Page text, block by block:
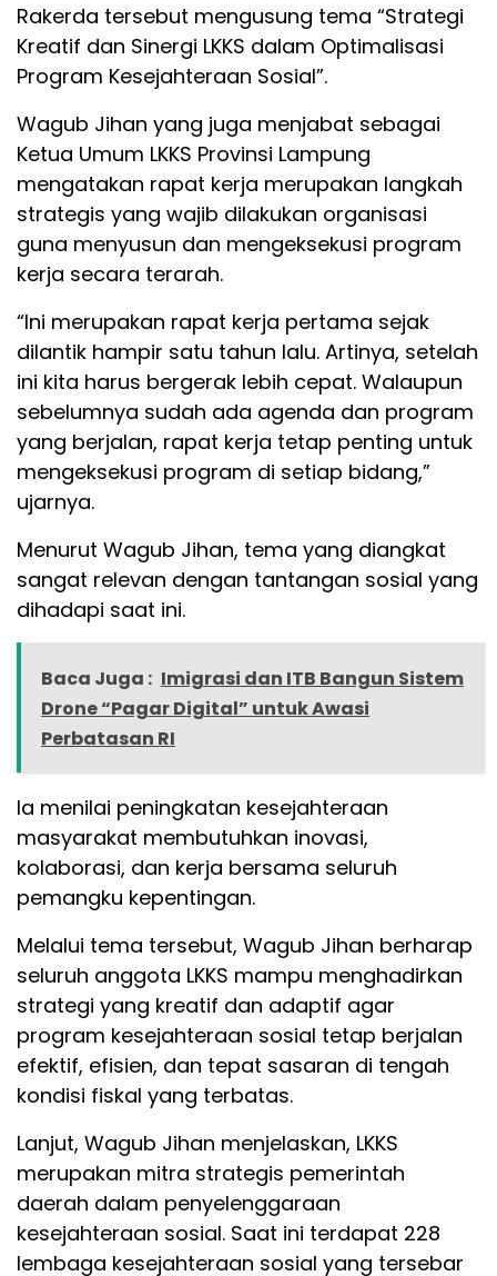
Rakerda tersebut mengusung tema “Strategi
Kreatif dan Sinergi LKKS dalam Optimalisasi
Program Kesejahteraan Sosial”.
Wagub Jihan yang juga menjabat sebagai
Ketua Umum LKKS Provinsi Lampung
mengatakan rapat kerja merupakan langkah
strategis yang wajib dilakukan organisasi
guna menyusun dan mengeksekusi program
kerja secara terarah.
“Ini merupakan rapat kerja pertama sejak
dilantik hampir satu tahun lalu. Artinya, setelah
ini kita harus bergerak lebih cepat. Walaupun
sebelumnya sudah ada agenda dan program
yang berjalan, rapat kerja tetap penting untuk
mengeksekusi program di setiap bidang,”
ujarnya.
Menurut Wagub Jihan, tema yang diangkat
sangat relevan dengan tantangan sosial yang
dihadapi saat ini.
Baca Juga : Imigrasi dan ITB Bangun Sistem
Drone “Pagar Digital” untuk Awasi
Perbatasan RI
Ia menilai peningkatan kesejahteraan
masyarakat membutuhkan inovasi,
kolaborasi, dan kerja bersama seluruh
pemangku kepentingan.
Melalui tema tersebut, Wagub Jihan berharap
seluruh anggota LKKS mampu menghadirkan
strategi yang kreatif dan adaptif agar
program kesejahteraan sosial tetap berjalan
efektif, efisien, dan tepat sasaran di tengah
kondisi fiskal yang terbatas.
Lanjut, Wagub Jihan menjelaskan, LKKS
merupakan mitra strategis pemerintah
daerah dalam penyelenggaraan
kesejahteraan sosial. Saat ini terdapat 228
lembaga kesejahteraan sosial yang tersebar